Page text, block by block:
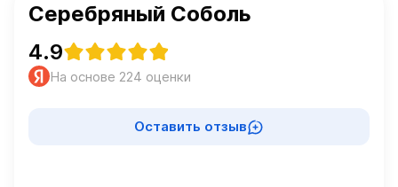
Серебряный Соболь
4.9
На основе 224 оценки
Оставить отзыв